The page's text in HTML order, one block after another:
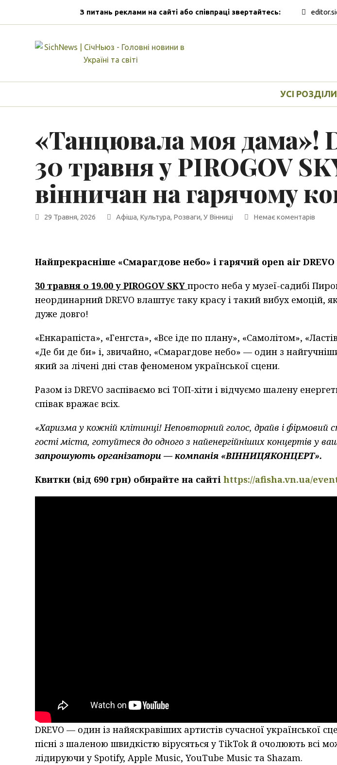
З питань реклами на сайті або співпраці звертайтесь:
УСІ РОЗДІЛИ
«Танцювала моя дама»!
30 травня у PIROGOV
вінничан на гарячому
29 Травня, 2026 Афіша, Культура, Розваги, У Вінниці Немає коментарів
Найпрекрасніше «Смарагдове небо» і гарячий open air DREVO
30 травня о 19.00 у PIROGOV SKY просто неба у музеї-садибі
неординарний DREVO влаштує таку красу і такий вибух емоцій,
дуже довго!
«Енкарапіста», «Генгста», «Все іде по плану», «Самолітом»,
«Де би де би» і, звичайно, «Смарагдове небо» — один з
який за лічені дні став феноменом української сцени.
Разом із DREVO заспіваємо всі ТОП-хіти і відчуємо шалену
співак вражає всіх.
«Харизма у кожній клітинці! Неповторний голос, драйв і фірмовий
гості міста, готуйтеся до одного з найенергійніших концертів у
запрошують організатори — компанія «ВІННИЦЯКОНЦЕРТ».
Квитки (від 690 грн) обирайте на сайті https://afisha.vn.ua/
DREVO — один із найяскравіших артистів сучасної української
пісні з шаленою швидкістю вірусяться у TikTok й очолюють всі
лідируючи у Spotify, Apple Music, YouTube Music та Shazam.